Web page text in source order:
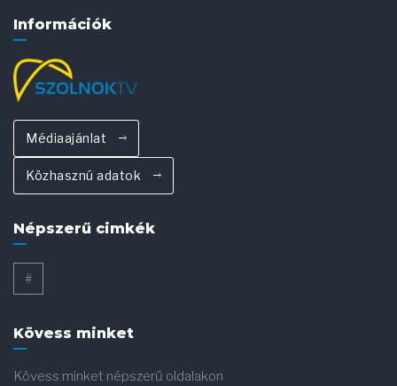
Információk
Médiaajánlat
Közhasznú adatok
Népszerű cimkék
#
Kövess minket
Kövess minket népszerű oldalakon